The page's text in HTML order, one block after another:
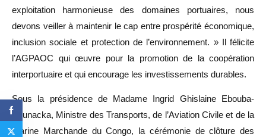
exploitation harmonieuse des domaines portuaires, nous
devons veiller à maintenir le cap entre prospérité économique,
inclusion sociale et protection de l’environnement. » Il félicite
l’AGPAOC qui œuvre pour la promotion de la coopération
interportuaire et qui encourage les investissements durables.
Sous la présidence de Madame Ingrid Ghislaine Ebouba-
Bounacka, Ministre des Transports, de l’Aviation Civile et de la
Marine Marchande du Congo, la cérémonie de clôture des